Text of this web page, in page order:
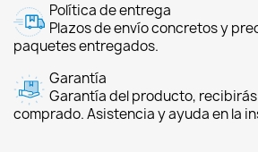
Política de entrega
Plazos de envío concretos y
paquetes entregados.
Garantía
Garantía del producto, recibirás
comprado. Asistencia y ayuda en la